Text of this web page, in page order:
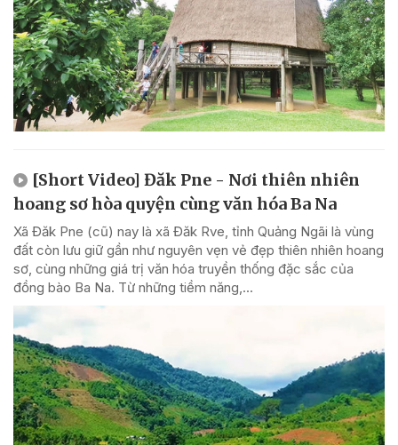
[Short Video] Đăk Pne - Nơi thiên nhiên
hoang sơ hòa quyện cùng văn hóa Ba Na
Xã Đăk Pne (cũ) nay là xã Đăk Rve, tỉnh Quảng Ngãi là vùng
đất còn lưu giữ gần như nguyên vẹn vẻ đẹp thiên nhiên hoang
sơ, cùng những giá trị văn hóa truyền thống đặc sắc của
đồng bào Ba Na. Từ những tiềm năng,...